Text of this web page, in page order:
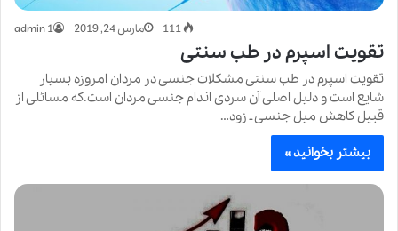
admin 1 مارس 24, 2019
تقویت اسپرم در طب سنتی
تقویت اسپرم در طب سنتی مشکلات جنسی در مردان امروزه بسیار
شایع است و دلیل اصلی آن سردی اندام جنسی مردان است.که مسائلی از
قبیل کاهش میل جنسی ـ زود…
بیشتر بخوانید »